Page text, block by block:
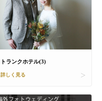
トランクホテル(3)
詳しく見る